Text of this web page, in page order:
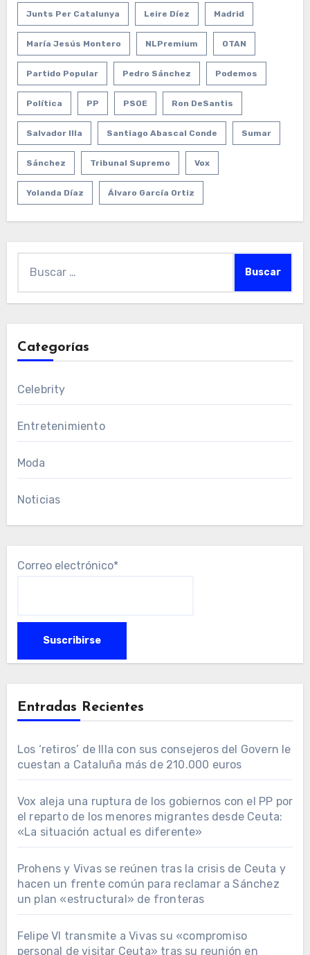
Junts Per Catalunya Leire Díez Madrid
María Jesús Montero NLPremium OTAN
Partido Popular Pedro Sánchez Podemos
Política PP PSOE Ron DeSantis
Salvador Illa Santiago Abascal Conde Sumar
Sánchez Tribunal Supremo Vox
Yolanda Díaz Álvaro García Ortiz
Categorías
Celebrity
Entretenimiento
Moda
Noticias
Correo electrónico*
Entradas Recientes
Los ‘retiros’ de Illa con sus consejeros del Govern le
cuestan a Cataluña más de 210.000 euros
Vox aleja una ruptura de los gobiernos con el PP por
el reparto de los menores migrantes desde Ceuta:
«La situación actual es diferente»
Prohens y Vivas se reúnen tras la crisis de Ceuta y
hacen un frente común para reclamar a Sánchez
un plan «estructural» de fronteras
Felipe VI transmite a Vivas su «compromiso
personal de visitar Ceuta» tras su reunión en